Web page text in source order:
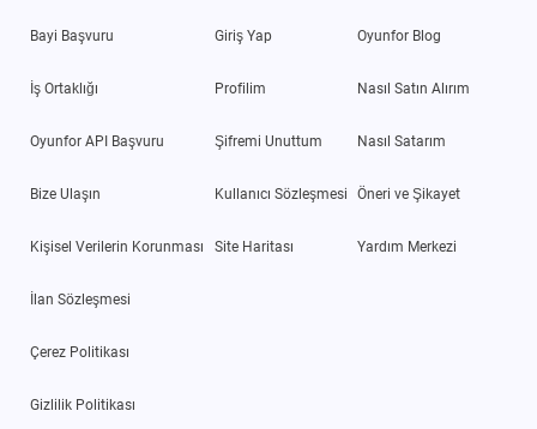
Bayi Başvuru
İş Ortaklığı
Oyunfor API Başvuru
Bize Ulaşın
Kişisel Verilerin Korunması
İlan Sözleşmesi
Çerez Politikası
Gizlilik Politikası
Giriş Yap
Profilim
Şifremi Unuttum
Kullanıcı Sözleşmesi
Site Haritası
Oyunfor Blog
Nasıl Satın Alırım
Nasıl Satarım
Öneri ve Şikayet
Yardım Merkezi